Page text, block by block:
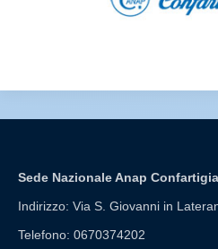
Sede Nazionale Anap
Indirizzo: Via S. Giovanni in
Telefono: 0670374202